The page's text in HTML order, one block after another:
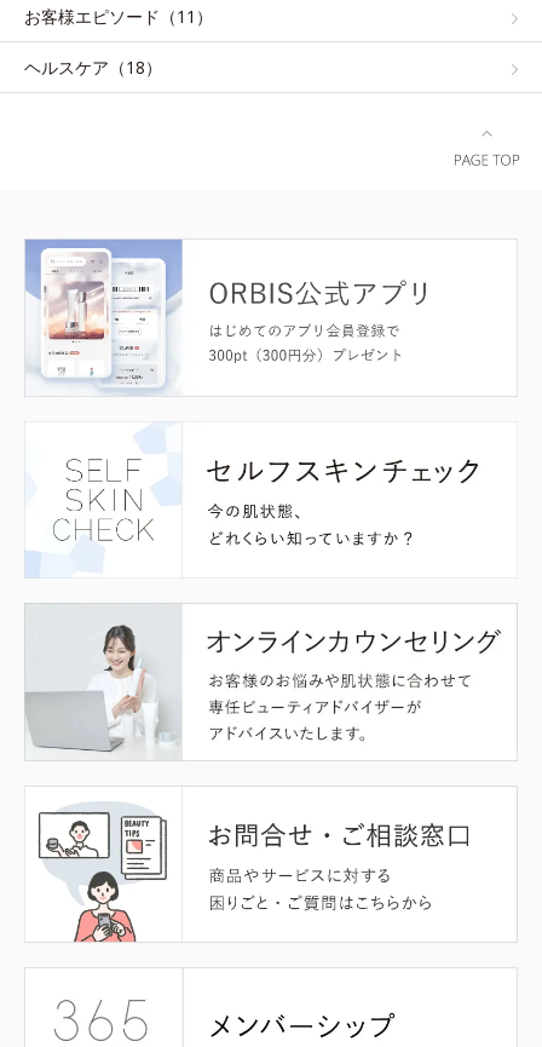
お客様エピソード（11）
ヘルスケア（18）